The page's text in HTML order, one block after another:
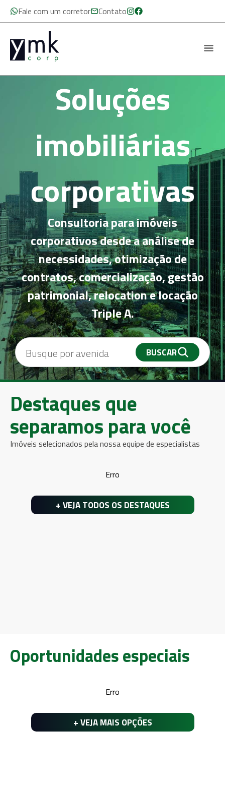
Fale com um corretor Contato
Soluções
imobiliárias
corporativas
Consultoria para imóveis
corporativos desde a análise de
necessidades, otimização de
contratos, comercialização, gestão
patrimonial, relocation e locação
Triple A.
Destaques que
separamos para você
Imóveis selecionados pela nossa equipe de especialistas
Erro
+ VEJA TODOS OS DESTAQUES
Oportunidades especiais
Erro
+ VEJA MAIS OPÇÕES